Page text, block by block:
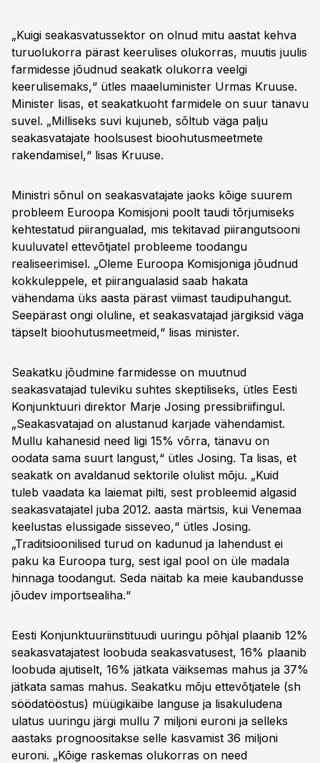
„Kuigi seakasvatussektor on olnud mitu aastat kehva
turuolukorra pärast keerulises olukorras, muutis juulis
farmidesse jõudnud seakatk olukorra veelgi
keerulisemaks,“ ütles maaeluminister Urmas Kruuse.
Minister lisas, et seakatkuoht farmidele on suur tänavu
suvel. „Milliseks suvi kujuneb, sõltub väga palju
seakasvatajate hoolsusest bioohutusmeetmete
rakendamisel,“ lisas Kruuse.
Ministri sõnul on seakasvatajate jaoks kõige suurem
probleem Euroopa Komisjoni poolt taudi tõrjumiseks
kehtestatud piirangualad, mis tekitavad piirangutsooni
kuuluvatel ettevõtjatel probleeme toodangu
realiseerimisel. „Oleme Euroopa Komisjoniga jõudnud
kokkuleppele, et piirangualasid saab hakata
vähendama üks aasta pärast viimast taudipuhangut.
Seepärast ongi oluline, et seakasvatajad järgiksid väga
täpselt bioohutusmeetmeid,“ lisas minister.
Seakatku jõudmine farmidesse on muutnud
seakasvatajad tuleviku suhtes skeptiliseks, ütles Eesti
Konjunktuuri direktor Marje Josing pressibriifingul.
„Seakasvatajad on alustanud karjade vähendamist.
Mullu kahanesid need ligi 15% võrra, tänavu on
oodata sama suurt langust,“ ütles Josing. Ta lisas, et
seakatk on avaldanud sektorile olulist mõju. „Kuid
tuleb vaadata ka laiemat pilti, sest probleemid algasid
seakasvatajatel juba 2012. aasta märtsis, kui Venemaa
keelustas elussigade sisseveo,“ ütles Josing.
„Traditsioonilised turud on kadunud ja lahendust ei
paku ka Euroopa turg, sest igal pool on üle madala
hinnaga toodangut. Seda näitab ka meie kaubandusse
jõudev importsealiha.“
Eesti Konjunktuuriinstituudi uuringu põhjal plaanib 12%
seakasvatajatest loobuda seakasvatusest, 16% plaanib
loobuda ajutiselt, 16% jätkata väiksemas mahus ja 37%
jätkata samas mahus. Seakatku mõju ettevõtjatele (sh
söödatööstus) müügikäibe languse ja lisakuludena
ulatus uuringu järgi mullu 7 miljoni euroni ja selleks
aastaks prognoositakse selle kasvamist 36 miljoni
euroni. „Kõige raskemas olukorras on need